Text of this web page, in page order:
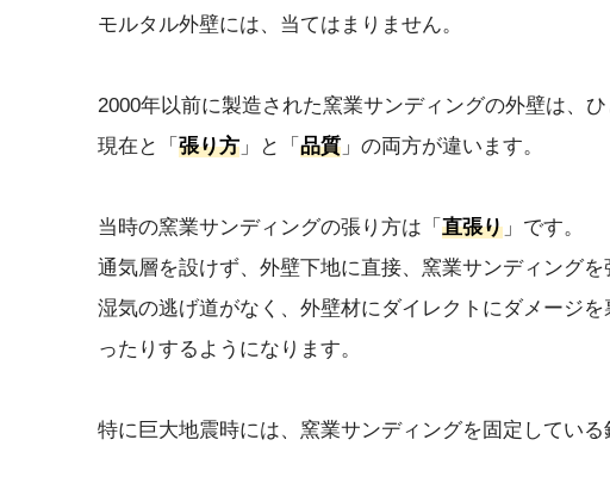
モルタル外壁には、当てはまりません。
2000年以前に製造された窯業サンディングの外壁は、ひ
現在と「 張り方 」と「 品質 」の両方が違います。
当時の窯業サンディングの張り方は「 直張り 」です。
通気層を設けず、外壁下地に直接、窯業サンディングを
湿気の逃げ道がなく、外壁材にダイレクトにダメージ
ったりするようになります。
特に巨大地震時には、窯業サンディングを固定してい